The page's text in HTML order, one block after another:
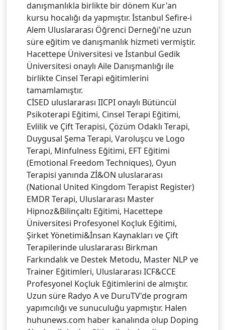
danışmanlıkla birlikte bir dönem Kur'an
kursu hocalığı da yapmıştır. İstanbul Sefire-i
Alem Uluslararası Öğrenci Derneği'ne uzun
süre eğitim ve danışmanlık hizmeti vermiştir.
Hacettepe Üniversitesi ve İstanbul Gedik
Üniversitesi onaylı Aile Danışmanlığı ile
birlikte Cinsel Terapi eğitimlerini
tamamlamıştır.
CİSED uluslararası IICPI onaylı Bütüncül
Psikoterapi Eğitimi, Cinsel Terapi Eğitimi,
Evlilik ve Çift Terapisi, Çözüm Odaklı Terapi,
Duygusal Şema Terapi, Varoluşcu ve Logo
Terapi, Minfulness Eğitimi, EFT Eğitimi
(Emotional Freedom Techniques), Oyun
Terapisi yanında Zİ&ON uluslararası
(National United Kingdom Terapist Register)
EMDR Terapi, Uluslararası Master
Hipnoz&Bilinçaltı Eğitimi, Hacettepe
Üniversitesi Profesyonel Koçluk Eğitimi,
Şirket Yönetimi&İnsan Kaynakları ve Çift
Terapilerinde uluslararası Birkman
Farkındalık ve Destek Metodu, Master NLP ve
Trainer Eğitimleri, Uluslararası ICF&CCE
Profesyonel Koçluk Eğitimlerini de almıştır.
Uzun süre Radyo A ve DuruTV'de program
yapımcılığı ve sunuculuğu yapmıştır. Halen
huhunews.com haber kanalında olup Doping